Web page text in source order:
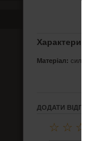
Матеріал:
ДОДАТИ
☆
☆
☆